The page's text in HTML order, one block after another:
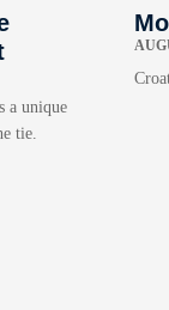
a unique
tie.